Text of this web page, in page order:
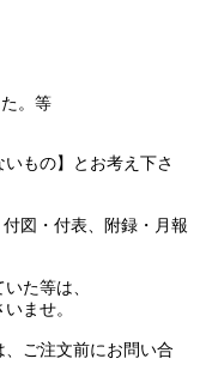
。等
もの】とお考え下さ
図・付表、附録・月報
た等は、
ませ。
ご注文前にお問い合